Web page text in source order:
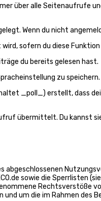
über alle Seitenaufrufe
Wenn du nicht
sofern du diese
du bereits gelesen hast.
zu speichern.
_poll_) erstellt, dass
übermittelt. Du kannst
abgeschlossenen
sowie die Sperrlisten
Rechtsverstöße
um die im Rahmen des